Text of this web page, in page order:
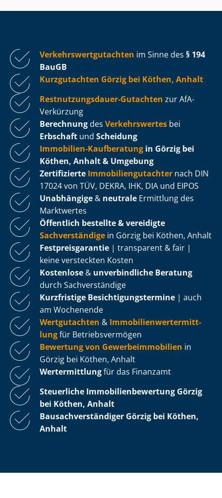
Ver­kehrs­wert­gut­ach­ten im Sinne des § 194
BauGB
Kurzgutachten Görzig bei Köthen, Anhalt
Rest­nut­zungs­dau­er-Gutachten zur AfA-
Verkürzung
Berechnung des Verkehrswertes bei
Erbschaft und Scheidung
Immobilien-Kaufberatung in Görzig bei
Köthen, Anhalt & Umgebung
Zertifizierte Im­mo­bi­li­en­gut­ach­ter nach DIN
17024 von TÜV, DEKRA, IHK, DIA und EIPOS
Unabhängige & neutrale Ermittlung des
Marktwertes
Öffentlich bestellte & vereidigte
Sachverständige in Görzig bei Köthen, Anhalt
Fest­preis­ga­ran­tie | transparent & fair |
keine versteckten Kosten
Kostenlose & unverbindliche Beratung
durch Sachverständige
Kurzfristige Be­sich­ti­gungs­ter­mi­ne | auch
am Wochenende
Wertgutachten & Im­mo­bi­li­en­wert­ermitt­
lungfür Be­triebs­ver­mö­gen
Bewertung von Ge­wer­be­im­mo­bi­li­en in
Görzig bei Köthen, Anhalt
Wertermittlungfür das Finanzamt
Steuerliche Im­mo­bi­li­en­be­wer­tung Görzig
bei Köthen, Anhalt
Bau­sach­ver­stän­di­ger Görzig bei Köthen,
Anhalt